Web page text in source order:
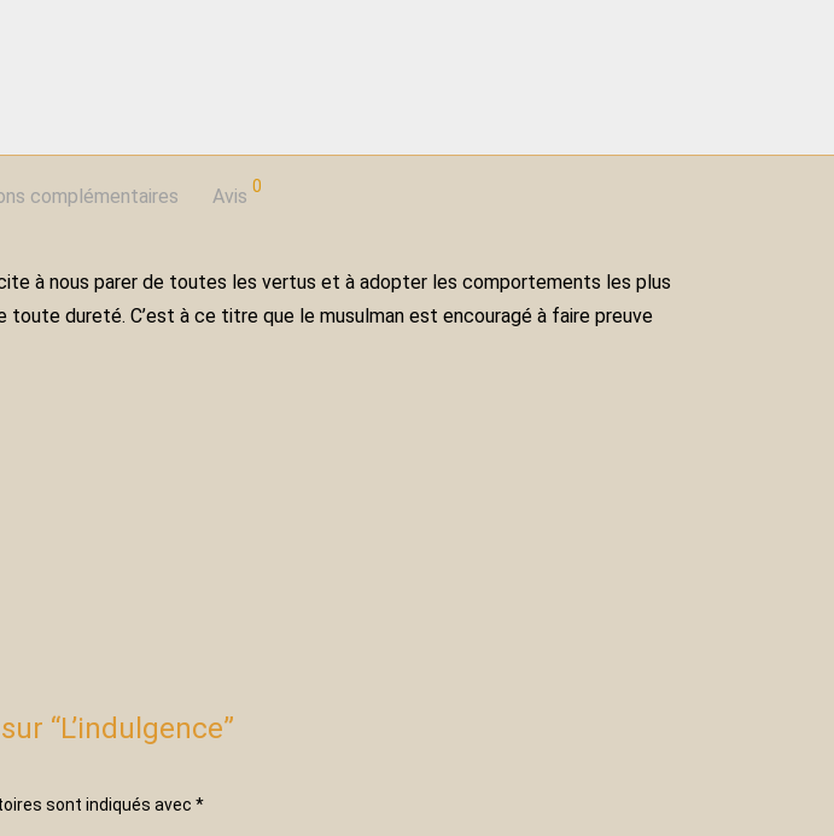
complémentaires Avis 0
à nous parer de toutes les vertus et à adopter les comportements les plus
dureté. C’est à ce titre que le musulman est encouragé à faire preuve
“L’indulgence”
sont indiqués avec *